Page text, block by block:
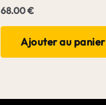
68.00€
Ajouter au panier